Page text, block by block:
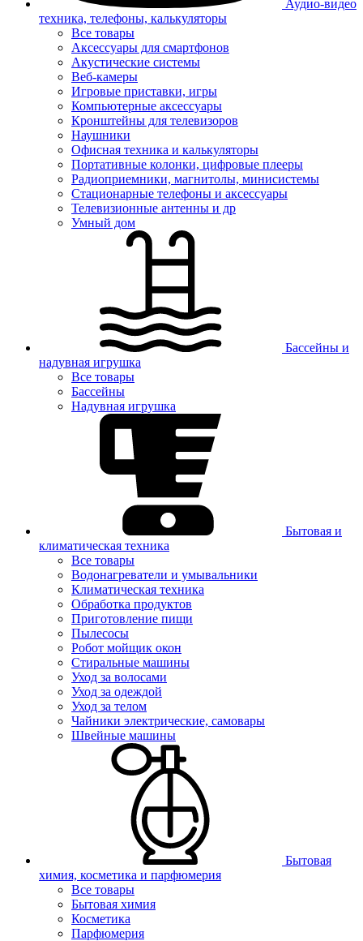
Аудио-видео
техника, телефоны, калькуляторы
Все товары
Аксессуары для смартфонов
Акустические системы
Веб-камеры
Игровые приставки, игры
Компьютерные аксессуары
Кронштейны для телевизоров
Наушники
Офисная техника и калькуляторы
Портативные колонки, цифровые плееры
Радиоприемники, магнитолы, минисистемы
Стационарные телефоны и аксессуары
Телевизионные антенны и др
Умный дом
Бассейны и
надувная игрушка
Все товары
Бассейны
Надувная игрушка
Бытовая и
климатическая техника
Все товары
Водонагреватели и умывальники
Климатическая техника
Обработка продуктов
Приготовление пищи
Пылесосы
Робот мойщик окон
Стиральные машины
Уход за волосами
Уход за одеждой
Уход за телом
Чайники электрические, самовары
Швейные машины
Бытовая
химия, косметика и парфюмерия
Все товары
Бытовая химия
Косметика
Парфюмерия